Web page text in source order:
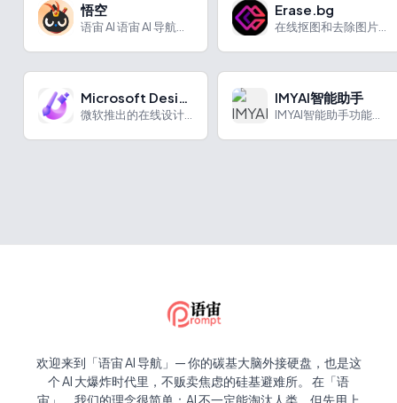
悟空 Erase.bg
Microsoft Designer IMYAI智能助手
欢迎来到「语宙 AI 导航」— 你的碳基大脑外接硬盘，也是这
个 AI 大爆炸时代里，不贩卖焦虑的硅基避难所。 在「语
宙」，我们的理念很简单：AI 不一定能淘汰人类，但先用上